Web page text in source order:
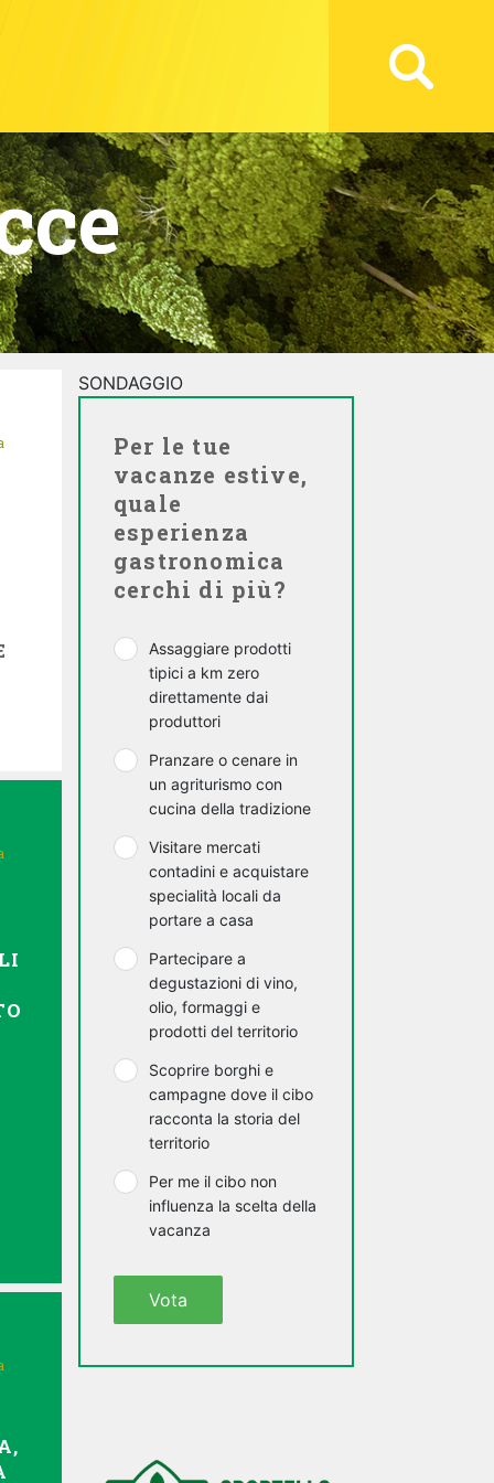
SONDAGGIO
Per le tue
vacanze estive,
quale
esperienza
gastronomica
cerchi di più?
Assaggiare prodotti
tipici a km zero
direttamente dai
produttori
Pranzare o cenare in
un agriturismo con
cucina della tradizione
Visitare mercati
contadini e acquistare
specialità locali da
portare a casa
Partecipare a
degustazioni di vino,
olio, formaggi e
prodotti del territorio
Scoprire borghi e
campagne dove il cibo
racconta la storia del
territorio
Per me il cibo non
influenza la scelta della
vacanza
Vota